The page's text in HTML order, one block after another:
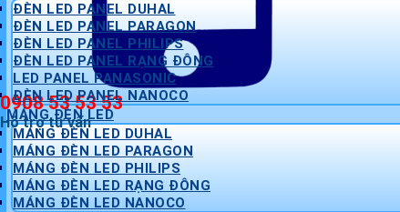
0908 53 53 53
Hỗ trợ tư vấn
ĐÈN LED PANEL DUHAL
ĐÈN LED PANEL PARAGON
ĐÈN LED PANEL PHILIPS
ĐÈN LED PANEL RẠNG ĐÔNG
LED PANEL PANASONIC
ĐÈN LED PANEL NANOCO
MÁNG ĐÈN LED
MÁNG ĐÈN LED DUHAL
MÁNG ĐÈN LED PARAGON
MÁNG ĐÈN LED PHILIPS
MÁNG ĐÈN LED RẠNG ĐÔNG
MÁNG ĐÈN LED NANOCO